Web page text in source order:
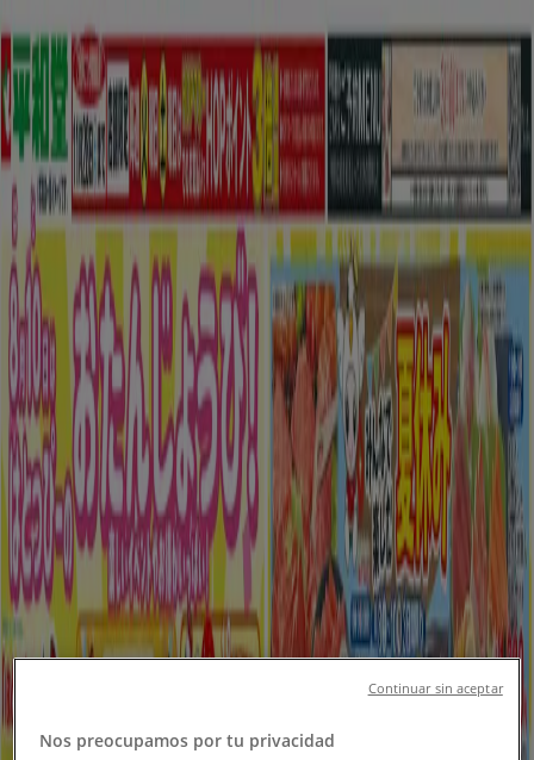
あなたはここにいる：
船橋市
Featuredスーパーマーケット ファッション
ホームセンター&
ペット
ドラッグストア家電レストランカラオケ & エンター
テイメントスポーツ おもちゃ&子供向け商品 車&モーターバ
イク
船橋市 のトップカタログ
今日で期限切れ
ヨークベニマル
今日で期限切れ 船橋市
Nos preocupamos por tu privacidad
Continuar sin aceptar